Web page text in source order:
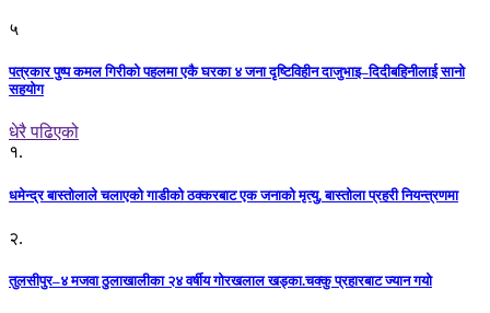
५
पत्रकार पुष्प कमल गिरीको पहलमा एकै घरका ४ जना दृष्टिविहीन दाजुभाइ–दिदीबहिनीलाई सानो
सहयोग
धेरै पढिएको
१.
धमेन्द्र बास्तोलाले चलाएको गाडीको ठक्करबाट एक जनाको मृत्यु, बास्तोला प्रहरी नियन्त्रणमा
२.
तुलसीपुर–४ मजवा ठुलाखालीका २४ वर्षीय गोरखलाल खड्का.चक्कु प्रहारबाट ज्यान गयो